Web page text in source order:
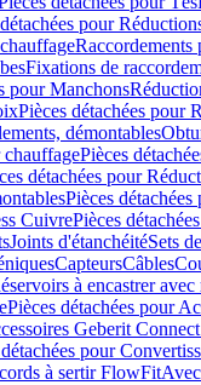
pour
Raccordements
Fixations de
pour Manchons
Pièces détachées pour
démontables
chauffagePièces
détachées pour
Pièces
CuivrePièces
Joints d'étanchéitéSets
CapteursCâbles
à encastrer
Pièces détachées pour
Geberit
pour
à sertir FlowFit